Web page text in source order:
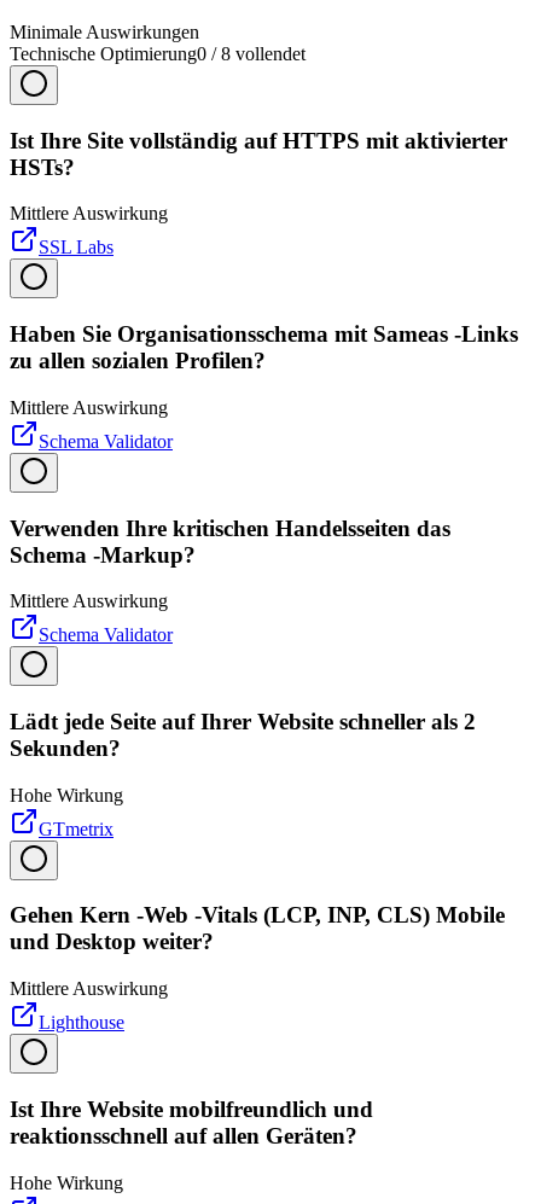
Minimale Auswirkungen
Technische Optimierung0 / 8 vollendet
Ist Ihre Site vollständig auf HTTPS mit aktivierter
HSTs?
Mittlere Auswirkung
SSL Labs
Haben Sie Organisationsschema mit Sameas -Links
zu allen sozialen Profilen?
Mittlere Auswirkung
Schema Validator
Verwenden Ihre kritischen Handelsseiten das
Schema -Markup?
Mittlere Auswirkung
Schema Validator
Lädt jede Seite auf Ihrer Website schneller als 2
Sekunden?
Hohe Wirkung
GTmetrix
Gehen Kern -Web -Vitals (LCP, INP, CLS) Mobile
und Desktop weiter?
Mittlere Auswirkung
Lighthouse
Ist Ihre Website mobilfreundlich und
reaktionsschnell auf allen Geräten?
Hohe Wirkung